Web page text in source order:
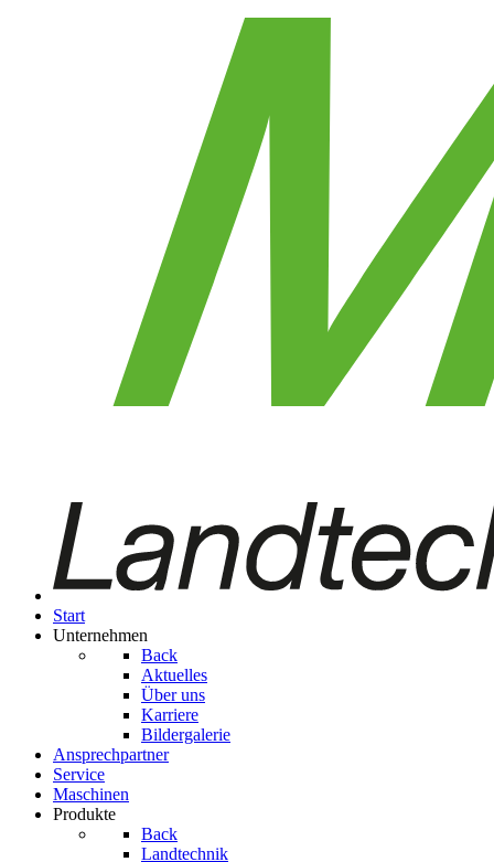
Start
Unternehmen
Back
Aktuelles
Über uns
Karriere
Bildergalerie
Ansprechpartner
Service
Maschinen
Produkte
Back
Landtechnik